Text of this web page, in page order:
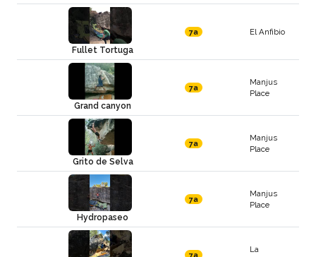
Fullet Tortuga
7a El Anfibio
Grand canyon
7a
Manjus
Place
Grito de Selva
7a
Manjus
Place
Hydropaseo
7a
Manjus
Place
7a
La